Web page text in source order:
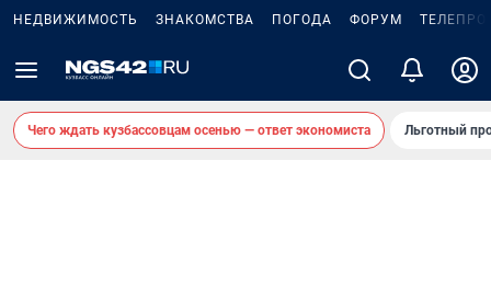
НЕДВИЖИМОСТЬ ЗНАКОМСТВА ПОГОДА ФОРУМ
Чего ждать кузбассовцам осенью — ответ экономиста Льготный